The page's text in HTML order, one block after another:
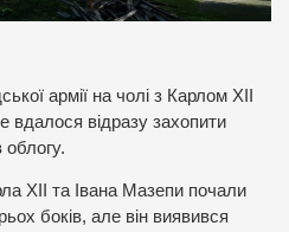
армії на чолі з Карлом XII
вдалося відразу захопити
облогу.
XII та Івана Мазепи почали
боків, але він виявився